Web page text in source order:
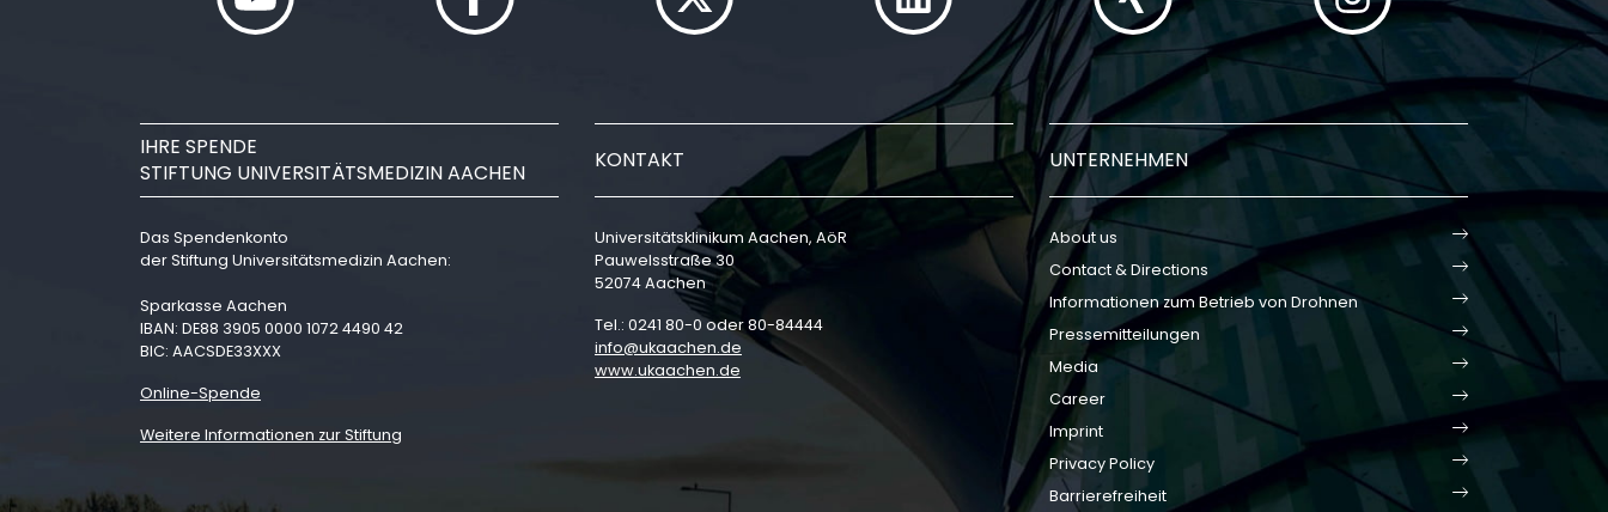
IHRE SPENDE
STIFTUNG UNIVERSITÄTSMEDIZIN AACHEN
Das Spendenkonto
der Stiftung Universitätsmedizin Aachen:
Sparkasse Aachen
IBAN: DE88 3905 0000 1072 4490 42
BIC: AACSDE33XXX
Online-Spende
Weitere Informationen zur Stiftung
KONTAKT
Universitätsklinikum Aachen, AöR
Pauwelsstraße 30
52074 Aachen
Tel.: 0241 80-0 oder 80-84444
info
ukaachen de
www.ukaachen.de
UNTERNEHMEN
About us
Contact & Directions
Informationen zum Betrieb von Drohnen
Pressemitteilungen
Media
Career
Imprint
Privacy Policy
Barrierefreiheit